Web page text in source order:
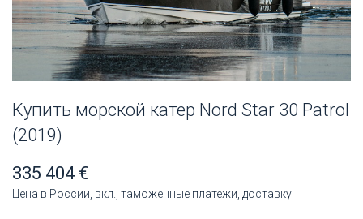
Купить морской катер Nord Star 30 Patrol
(2019)
335 404 €
Цена в России, вкл., таможенные платежи, доставку